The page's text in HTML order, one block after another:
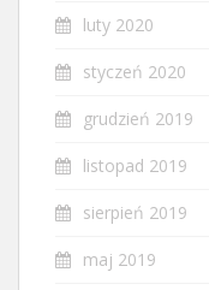
luty 2020
styczeń 2020
grudzień 2019
listopad 2019
sierpień 2019
maj 2019